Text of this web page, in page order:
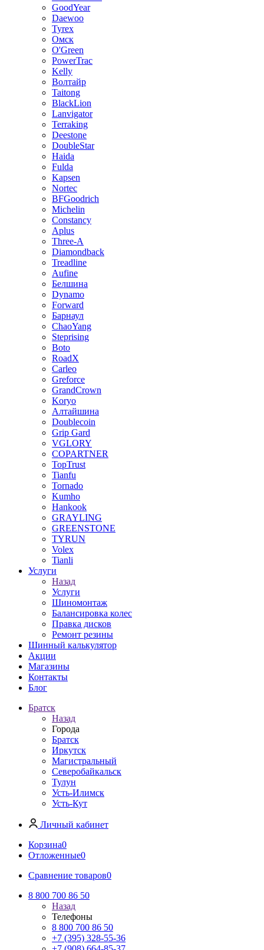
GoodYear
Daewoo
Tyrex
Омск
O'Green
PowerTrac
Kelly
Волтайр
Taitong
BlackLion
Lanvigator
Terraking
Deestone
DoubleStar
Haida
Fulda
Kapsen
Nortec
BFGoodrich
Michelin
Constancy
Aplus
Three-A
Diamondback
Treadline
Aufine
Белшина
Dynamo
Forward
Барнаул
ChaoYang
Steprising
Boto
RoadX
Carleo
Greforce
GrandCrown
Koryo
Алтайшина
Doublecoin
Grip Gard
VGLORY
COPARTNER
TopTrust
Tianfu
Tornado
Kumho
Hankook
GRAYLING
GREENSTONE
TYRUN
Volex
Tianli
Услуги
Назад
Услуги
Шиномонтаж
Балансировка колес
Правка дисков
Ремонт резины
Шинный калькулятор
Акции
Магазины
Контакты
Блог
Братск
Назад
Города
Братск
Иркутск
Магистральный
Северобайкальск
Тулун
Усть-Илимск
Усть-Кут
Личный кабинет
Корзина0
Отложенные0
Сравнение товаров0
8 800 700 86 50
Назад
Телефоны
8 800 700 86 50
+7 (395) 328-55-36